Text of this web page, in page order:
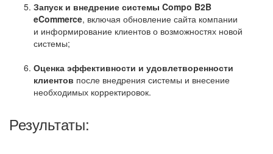
Запуск и внедрение системы Compo B2B
eCommerce, включая обновление сайта компании
и информирование клиентов о возможностях новой
системы;
Оценка эффективности и удовлетворенности
клиентов после внедрения системы и внесение
необходимых корректировок.
Результаты: